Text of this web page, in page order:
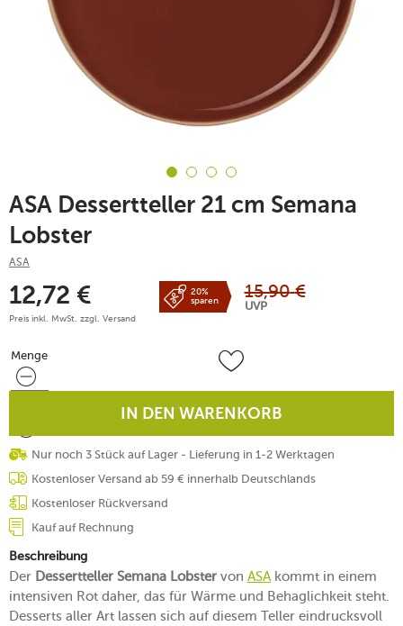
ASA Dessertteller 21 cm Semana
Lobster
ASA
12,72 €
Preis inkl. MwSt. zzgl. Versand
20%
sparen
15,90 €
UVP
Menge
Menge
IN DEN WARENKORB
Nur noch 3 Stück auf Lager - Lieferung in 1-2 Werktagen
Kostenloser Versand ab 59 € innerhalb Deutschlands
Kostenloser Rückversand
Kauf auf Rechnung
Beschreibung
Der Dessertteller Semana Lobster von ASAkommt in einem
intensiven Rot daher, das für Wärme und Behaglichkeit steht.
Desserts aller Art lassen sich auf diesem Teller eindrucksvoll